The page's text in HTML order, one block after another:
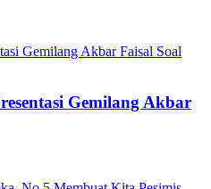
Gemilang Akbar